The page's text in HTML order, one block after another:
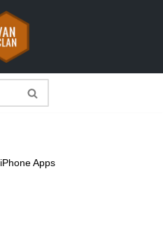
iPhone Apps